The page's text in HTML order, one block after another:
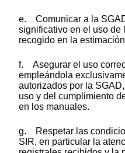
e. Comunicar a la
significativo en el uso de
recogido en la
f. Asegurar el uso
empleándola
autorizados por la
uso y del cumplimiento
en los manuales.
g. Respetar las
SIR, en particular la